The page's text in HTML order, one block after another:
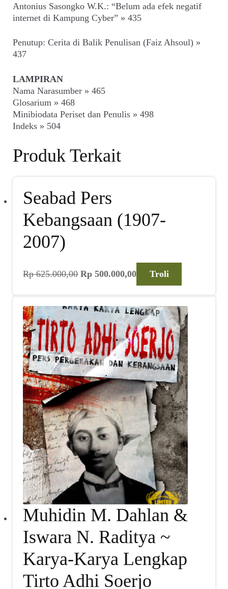
Antonius Sasongko W.K.: “Belum ada efek negatif
internet di Kampung Cyber” » 435
Penutup: Cerita di Balik Penulisan (Faiz Ahsoul) »
437
LAMPIRAN
Nama Narasumber » 465
Glosarium » 468
Minibiodata Periset dan Penulis » 498
Indeks » 504
Produk Terkait
Seabad Pers
Kebangsaan (1907-
2007)
Rp625.000,00
aslinya
Rp 500.000,00
Rp 500.000,00.
Troli
Muhidin M. Dahlan &
Iswara N. Raditya ~
Karya-Karya Lengkap
Tirto Adhi Soerjo